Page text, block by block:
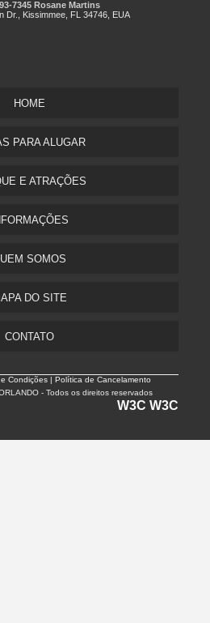
7345 Rosane Martins
Dr., Kissimmee, FL 34746, EUA
HOME
PARA ALUGAR
E ATRAÇÕES
SOMOS
DO SITE
CONTATO
e Condições | Política de Cancelamento
- Todos os direitos reservados
W3C W3C